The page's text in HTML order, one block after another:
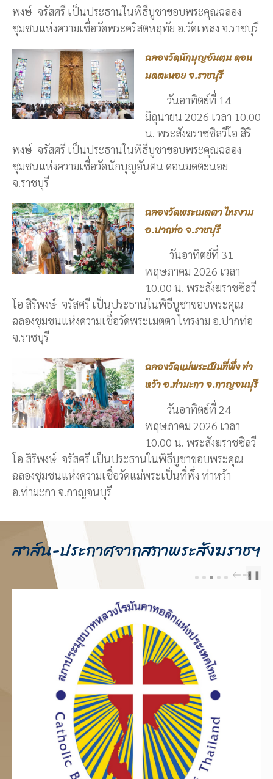
พงษ์ จรัสศรี เป็นประธานในพิธีบูชาขอบพระคุณฉลอง
ชุมชนแห่งความเชื่อวัดพระคริสตหฤทัย อ.วัดเพลง จ.ราชบุรี
ฉลองวัดนักบุญอันตน ดอน
มดตะนอย จ.ราชบุรี
วันอาทิตย์ที่ 14
มิถุนายน 2026 เวลา 10.00
น. พระสังฆราชซิลวีโอ สิริ
พงษ์ จรัสศรี เป็นประธานในพิธีบูชาขอบพระคุณฉลอง
ชุมชนแห่งความเชื่อวัดนักบุญอันตน ดอนมดตะนอย
จ.ราชบุรี
ฉลองวัดพระเมตตา ไทรงาม
อ.ปากท่อ จ.ราชบุรี
วันอาทิตย์ที่ 31
พฤษภาคม 2026 เวลา
10.00 น. พระสังฆราชซิลวี
โอ สิริพงษ์ จรัสศรี เป็นประธานในพิธีบูชาขอบพระคุณ
ฉลองชุมชนแห่งความเชื่อวัดพระเมตตา ไทรงาม อ.ปากท่อ
จ.ราชบุรี
ฉลองวัดแม่พระเป็นที่พึ่ง ท่า
หว้า อ.ท่ามะกา จ.กาญจนบุรี
วันอาทิตย์ที่ 24
พฤษภาคม 2026 เวลา
10.00 น. พระสังฆราชซิลวี
โอ สิริพงษ์ จรัสศรี เป็นประธานในพิธีบูชาขอบพระคุณ
ฉลองชุมชนแห่งความเชื่อวัดแม่พระเป็นที่พึ่ง ท่าหว้า
อ.ท่ามะกา จ.กาญจนบุรี
สาส์น-ประกาศจากสภาพระสังฆราชฯ
PREV
NEXT
❚❚